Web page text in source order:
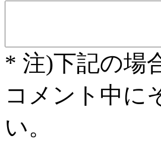
* 注)下記の場
コメント中に
い。